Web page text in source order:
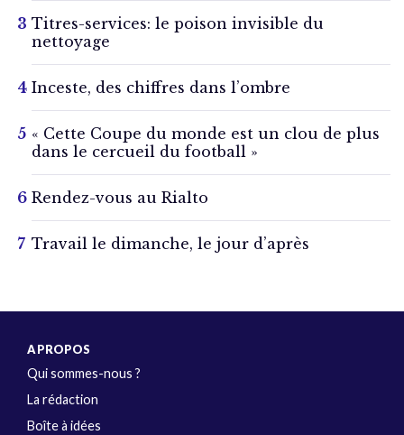
Titres-services: le poison invisible du
nettoyage
Inceste, des chiffres dans l’ombre
« Cette Coupe du monde est un clou de plus
dans le cercueil du football »
Rendez-vous au Rialto
Travail le dimanche, le jour d’après
A PROPOS
Qui sommes-nous ?
La rédaction
Boîte à idées